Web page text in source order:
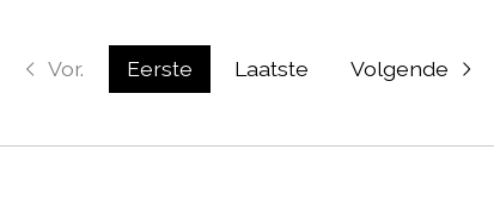
Vor. Eerste Laatste Volgende